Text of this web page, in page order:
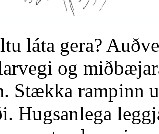
láta gera?
og
Stækka rampinn
Hugsanlega